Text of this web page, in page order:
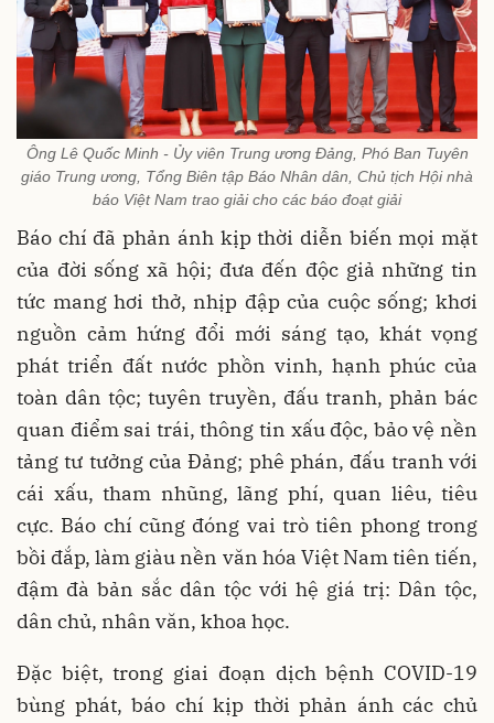
Ông Lê Quốc Minh - Ủy viên Trung ương Đảng, Phó Ban Tuyên
giáo Trung ương, Tổng Biên tập Báo Nhân dân, Chủ tịch Hội nhà
báo Việt Nam trao giải cho các báo đoạt giải
Báo chí đã phản ánh kịp thời diễn biến mọi mặt
của đời sống xã hội; đưa đến độc giả những tin
tức mang hơi thở, nhịp đập của cuộc sống; khơi
nguồn cảm hứng đổi mới sáng tạo, khát vọng
phát triển đất nước phồn vinh, hạnh phúc của
toàn dân tộc; tuyên truyền, đấu tranh, phản bác
quan điểm sai trái, thông tin xấu độc, bảo vệ nền
tảng tư tưởng của Đảng; phê phán, đấu tranh với
cái xấu, tham nhũng, lãng phí, quan liêu, tiêu
cực. Báo chí cũng đóng vai trò tiên phong trong
bồi đắp, làm giàu nền văn hóa Việt Nam tiên tiến,
đậm đà bản sắc dân tộc với hệ giá trị: Dân tộc,
dân chủ, nhân văn, khoa học.
Đặc biệt, trong giai đoạn dịch bệnh COVID-19
bùng phát, báo chí kịp thời phản ánh các chủ